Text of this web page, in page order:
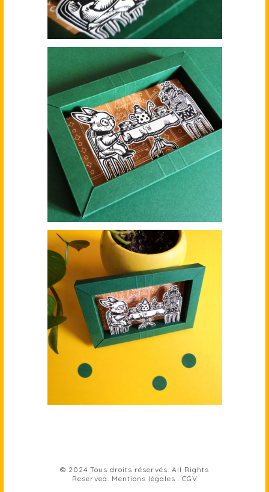
© 2024 Tous droits réservés. All Rights
Reserved. Mentions légales . CGV